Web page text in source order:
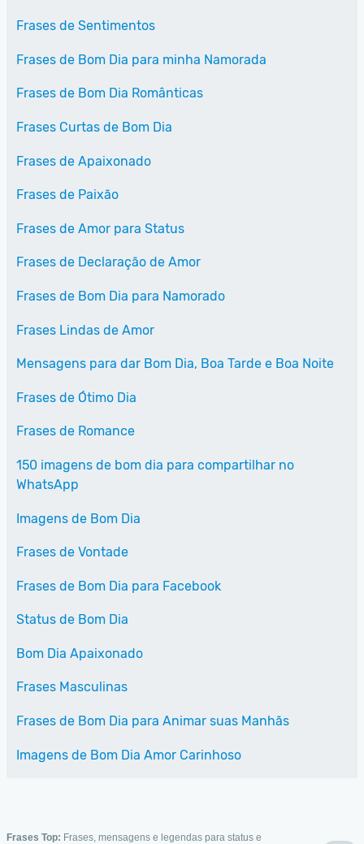
Frases de Sentimentos
Frases de Bom Dia para minha Namorada
Frases de Bom Dia Românticas
Frases Curtas de Bom Dia
Frases de Apaixonado
Frases de Paixão
Frases de Amor para Status
Frases de Declaração de Amor
Frases de Bom Dia para Namorado
Frases Lindas de Amor
Mensagens para dar Bom Dia, Boa Tarde e Boa Noite
Frases de Ótimo Dia
Frases de Romance
150 imagens de bom dia para compartilhar no
WhatsApp
Imagens de Bom Dia
Frases de Vontade
Frases de Bom Dia para Facebook
Status de Bom Dia
Bom Dia Apaixonado
Frases Masculinas
Frases de Bom Dia para Animar suas Manhãs
Imagens de Bom Dia Amor Carinhoso
Frases Top: Frases, mensagens e legendas para status e